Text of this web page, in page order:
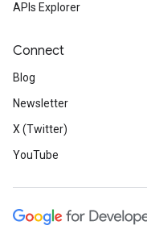
APIs Explorer
Connect
Blog
Newsletter
X (Twitter)
YouTube